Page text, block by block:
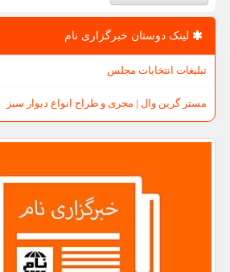
لینک دوستان خبرگزاری نام
تبلیغات انتخابات مجلس
مستر گرین وال | مجری و طراح انواع دیوار سبز